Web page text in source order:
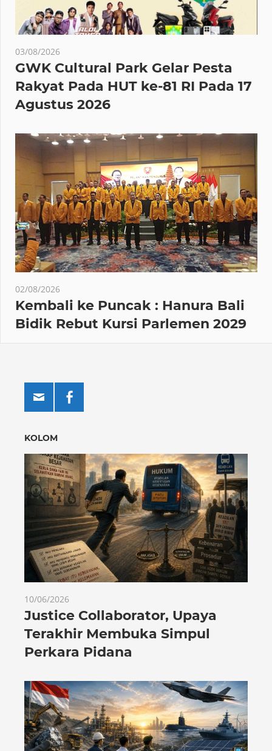
03/08/2026
GWK Cultural Park Gelar Pesta
Rakyat Pada HUT ke-81 RI Pada 17
Agustus 2026
02/08/2026
Kembali ke Puncak : Hanura Bali
Bidik Rebut Kursi Parlemen 2029
KOLOM
10/06/2026
Justice Collaborator, Upaya
Terakhir Membuka Simpul
Perkara Pidana